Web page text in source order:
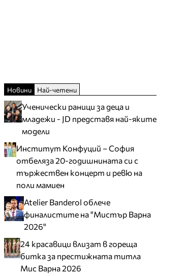
Новини Най-четени
Ученически раници за деца и
младежи - JD представя най-яките
модели
Институт Конфуций – София
отбеляза 20-годишнината си с
тържествен концерт и ревю на
поли мамиен
Atelier Banderol облече
финалистите на "Мистър Варна
2026"
24 красавици влизат в гореща
битка за престижната титла
Мис Варна 2026